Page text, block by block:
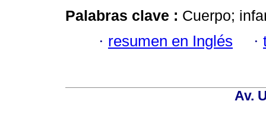
Palabras clave : Cuerpo;
· resumen en Inglés ·
Av.